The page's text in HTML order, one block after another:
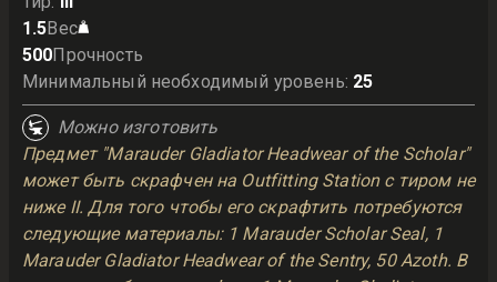
1.5Вес
500Прочность
Минимальный необходимый уровень: 25
Можно изготовить
Предмет "Marauder Gladiator Headwear of the Scholar"
может быть скрафчен на Outfitting Station с тиром не
ниже II. Для того чтобы его скрафтить потребуются
следующие материалы: 1 Marauder Scholar Seal, 1
Marauder Gladiator Headwear of the Sentry, 50 Azoth. В